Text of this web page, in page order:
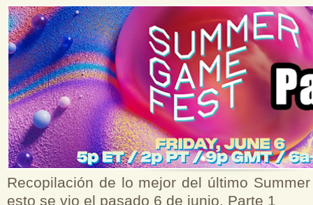
Recopilación de lo mejor del último
esto se vio el pasado 6 de junio. Parte 1